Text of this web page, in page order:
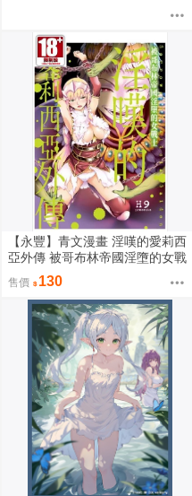
【永豐】青文漫畫 淫嘆的愛莉西
亞外傳 被哥布林帝國淫墮的女戰
士(全)(全新) 出版: 2026/08/06
售價 130